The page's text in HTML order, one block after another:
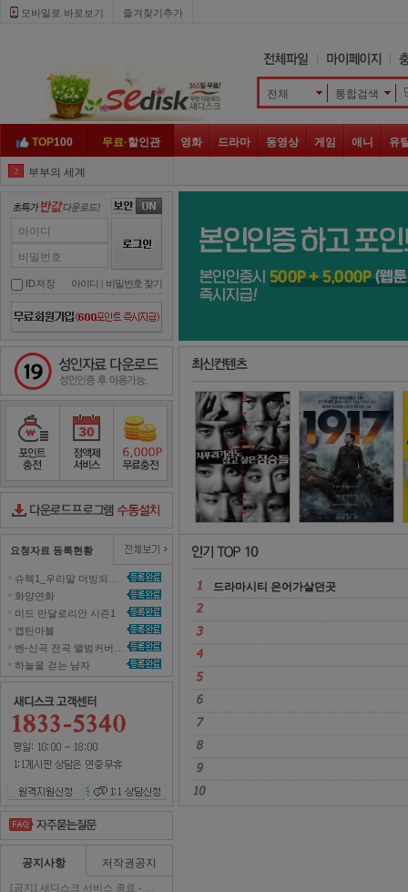
모바일로 바로보기 즐겨찾기추가
전체 통합검색
TOP100 무료·할인관 영화 드라마 동영상 게임 애니 유
2 부부의 세계
반의반
365
하이바이 마마
6 아무도 모른다
8 사랑은 뷰티풀
메모리스트
10 꽃길만 걸어요
아이디
비밀번호
ID저장 아이디 | 비밀번호 찾기
포인트충전 정액제서비스포인트무료충전
다운로드컨트롤러수동설치
요청자료 등록현황
화양연화
미드 만달로리안 시즌1
캡틴마블
하늘을 걷는 남자
원격지원신청 1대1 상담신청
공지사항 저작권공지
드라마시티 은어가살던곳